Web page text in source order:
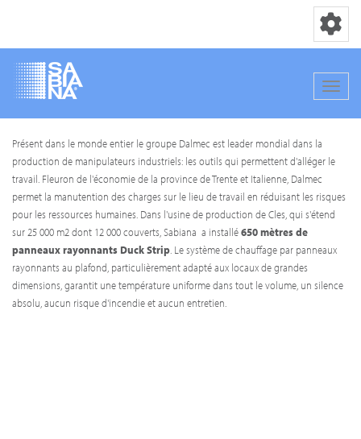
contenu
principal
Basculer
Présent dans le monde entier le groupe Dalmec est leader mondial dans la
production de manipulateurs industriels: les outils qui permettent d'alléger le
travail. Fleuron de l'économie de la province de Trente et Italienne, Dalmec
permet la manutention des charges sur le lieu de travail en réduisant les risques
pour les ressources humaines. Dans l'usine de production de Cles, qui s'étend
sur 25 000 m2 dont 12 000 couverts, Sabiana a installé650 mètres de
panneaux rayonnants Duck Strip. Le système de chauffage par panneaux
rayonnants au plafond, particulièrement adapté aux locaux de grandes
dimensions, garantit une température uniforme dans tout le volume, un silence
absolu, aucun risque d'incendie et aucun entretien.